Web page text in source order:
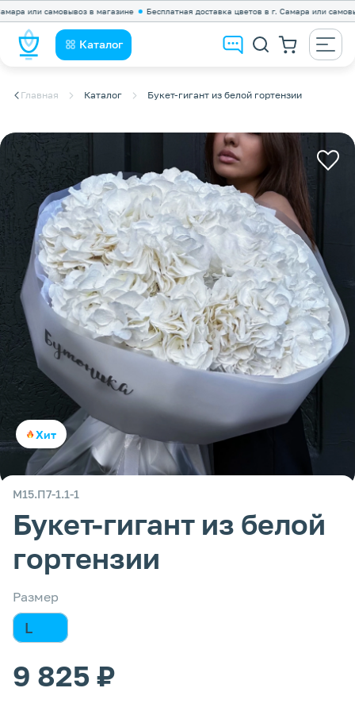
самовывоз в магазине Бесплатная доставка цветов в г. Самара или самовывоз
Каталог
Главная Каталог Букет-гигант из белой гортензии
Хит
М15.П7-1.1-1
Букет-гигант из белой
гортензии
Размер
L
9 825 ₽